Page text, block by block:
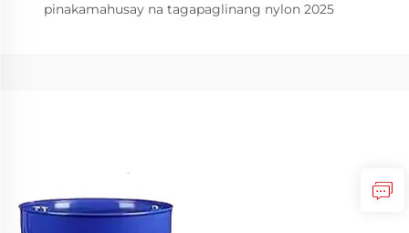
pinakamahusay na tagapaglinang nylon 2025